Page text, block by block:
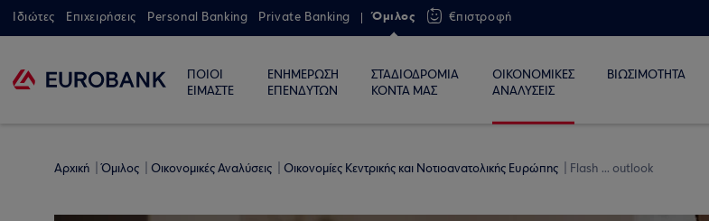
Ιδιώτες Επιχειρήσεις Personal Banking Private Banking Όμιλος €πιστροφή
ΠΟΙΟΙ
ΕΙΜΑΣΤΕ
ΕΝΗΜΕΡΩΣΗ
ΕΠΕΝΔΥΤΩΝ
ΣΤΑΔΙΟΔΡΟΜΙΑ
ΚΟΝΤΑ ΜΑΣ
ΟΙΚΟΝΟΜΙΚΕΣ
ΑΝΑΛΥΣΕΙΣ
ΒΙΩΣΙΜΟΤΗΤΑ
Αρχική Όμιλος Οικονομικές Αναλύσεις Οικονομίες Κεντρικής και Νοτιοανατολικής Ευρώπης Flash ... outlook